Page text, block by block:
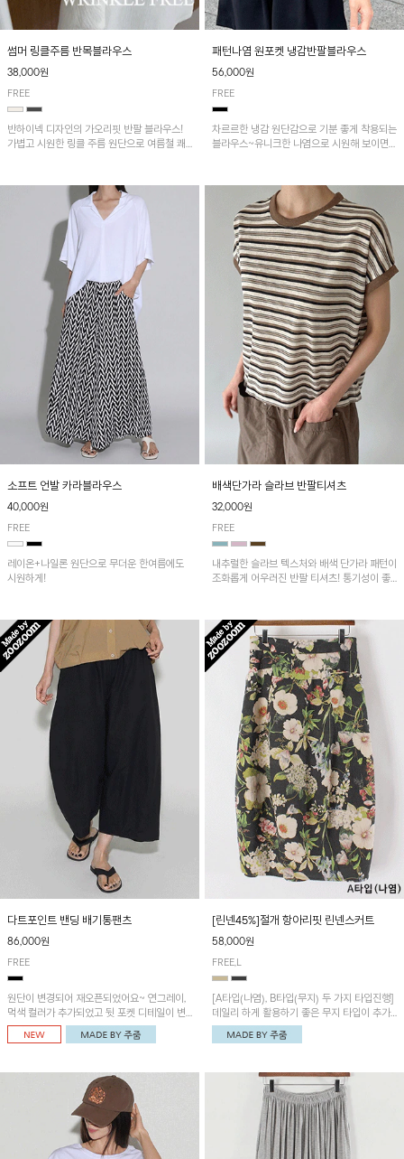
썸머 링클주름 반목블라우스
38,000원
FREE
반하이넥 디자인의 가오리핏 반팔 블라우스!
가볍고 시원한 링클 주름 원단으로 여름철 쾌
패턴나염 원포켓 냉감반팔블라우스
56,000원
FREE
차르르한 냉감 원단감으로 기분 좋게 착용되는
블라우스~유니크한 나염으로 시원해 보이면
소프트 언발 카라블라우스
40,000원
FREE
레이온+나일론 원단으로 무더운 한여름에도
시원하게!
배색단가라 슬라브 반팔티셔츠
32,000원
FREE
내추럴한 슬라브 텍스처와 배색 단가라 패턴이
조화롭게 어우러진 반팔 티셔츠! 통기성이 좋
다트포인트 밴딩 배기통팬츠
86,000원
FREE
원단이 변경되어 재오픈되었어요~ 연그레이,
먹색 컬러가 추가되었고 뒷 포켓 디테일이 변
경되었습니다~가볍고 시원하게 착용되는 배
기통팬츠! 허리밴딩과 여유로운 통으로 편안해
[린넨45%]절개 항아리핏 린넨스커트
58,000원
FREE,L
[A타입(나염), B타입(무지) 두 가지 타입진행]
데일리 하게 활용하기 좋은 무지 타입이 추가
되었어요~ 볼륨감 있는 항아리핏 실루엣이 유
니크하며 포켓디테일이 POINT!